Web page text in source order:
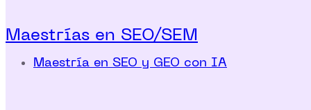
Maestrías en SEO/SEM
Maestría en SEO y GEO con IA